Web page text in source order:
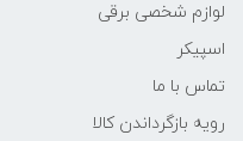
لوازم شخصی برقی
اسپیکر
تماس با ما
رویه بازگرداندن کالا